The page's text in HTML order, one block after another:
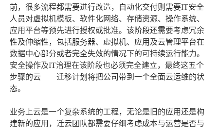
前，很多流程都需要进行改造，自动化交付则需要IT安全
人员对虚拟机模板、软件化网络、存储资源、操作系统、
应用平台等预先进行授权或批准。该阶段还需要考虑冗余
性及伸缩性，包括服务器、虚拟机、应用及云管理平台在
数据中心部分或者完全失效的情况下的可持续运行能力。
安全操作及IT治理在该阶段也必须完全建立，最终这五个
步骤的云 迁移计划将把公司带到一个全面云运维的状
态。
业务上云是一个复杂系统的工程，无论是旧的应用还是构
建新的应用，迁云团队都需要仔细考虑成本与运营是否与